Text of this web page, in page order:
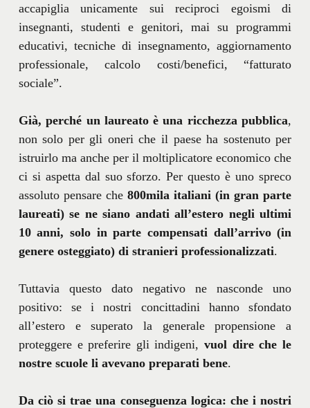
accapiglia unicamente sui reciproci egoismi di
insegnanti, studenti e genitori, mai su programmi
educativi, tecniche di insegnamento, aggiornamento
professionale, calcolo costi/benefici, “fatturato
sociale”.
Già, perché un laureato è una ricchezza pubblica,
non solo per gli oneri che il paese ha sostenuto per
istruirlo ma anche per il moltiplicatore economico che
ci si aspetta dal suo sforzo. Per questo è uno spreco
assoluto pensare che 800mila italiani (in gran parte
laureati) se ne siano andati all’estero negli ultimi
10 anni, solo in parte compensati dall’arrivo (in
genere osteggiato) di stranieri professionalizzati.
Tuttavia questo dato negativo ne nasconde uno
positivo: se i nostri concittadini hanno sfondato
all’estero e superato la generale propensione a
proteggere e preferire gli indigeni,vuol dire che le
nostre scuole li avevano preparati bene.
Da ciò si trae una conseguenza logica: che i nostri